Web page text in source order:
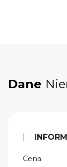
Dane
Cena